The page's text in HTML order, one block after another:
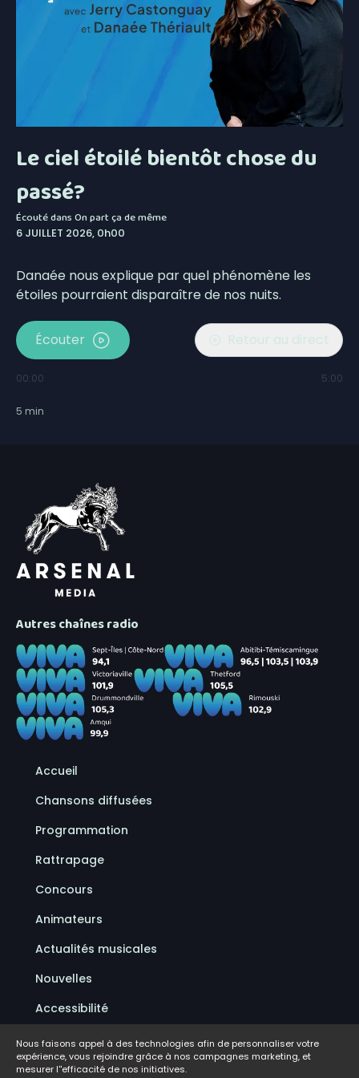
Le ciel étoilé bientôt chose du
passé?
Écouté dansOn part ça de même
6 JUILLET 2026, 0h00
Danaée nous explique par quel phénomène les
étoiles pourraient disparaître de nos nuits.
Écouter Retour au direct
00:00 5:00
5 min
Autres chaînes radio
Accueil
Chansons diffusées
Programmation
Rattrapage
Concours
Animateurs
Actualités musicales
Nouvelles
Accessibilité
Politique de confidentialité
Conditions d'utilisation
Nous faisons appel à des technologies afin de personnaliser votre
expérience, vous rejoindre grâce à nos campagnes marketing, et
mesurer l''efficacité de nos initiatives.